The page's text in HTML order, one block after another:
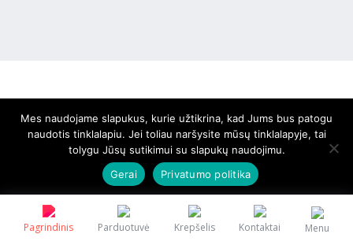
Pagrindinis Parduotuvė Krepšelis Kontaktai Menu
Mes naudojame slapukus, kurie užtikrina, kad Jums bus patogu
naudotis tinklalapiu. Jei toliau naršysite mūsų tinklalapyje, tai
tolygu Jūsų sutikimui su slapukų naudojimu.
Gerai
Privatumo politika